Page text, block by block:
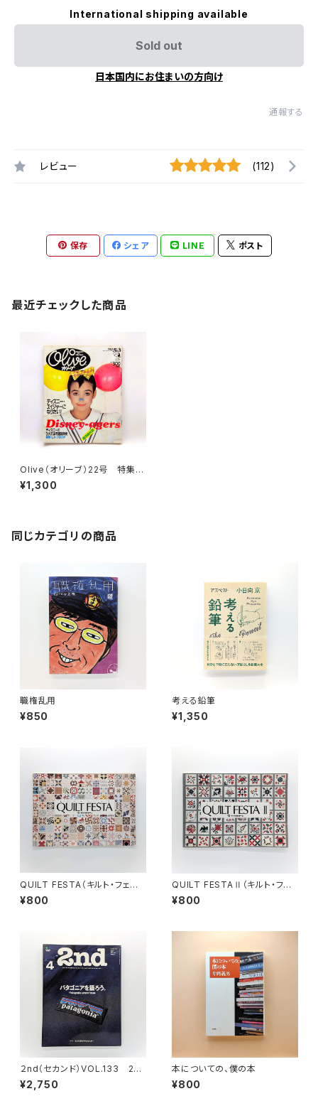
International shipping available
Sold out
日本国内にお住まいの方向け
通報する
レビュー (112)
保存 シェア LINE ポスト
最近チェックした商品
Olive（オリーブ）22号 特集：
Disney－agers ディズニー・
エイジャーになりたい！ 1983
¥1,300
同じカテゴリの商品
職権乱用
¥850
考える鉛筆
¥1,350
QUILT FESTA（キルト・フェス
タ）
¥800
QUILT FESTAⅡ（キルト・フェ
スタⅡ）
¥800
２nd（セカンド）VOL.133 201
8年4月号 パタゴニアを語ろう
¥2,750
本についての、僕の本
¥800